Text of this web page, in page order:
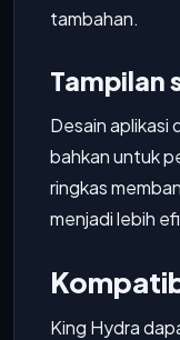
tambahan.
Tampilan
Desain aplikasi
bahkan untuk
ringkas
menjadi lebih
King Hydra